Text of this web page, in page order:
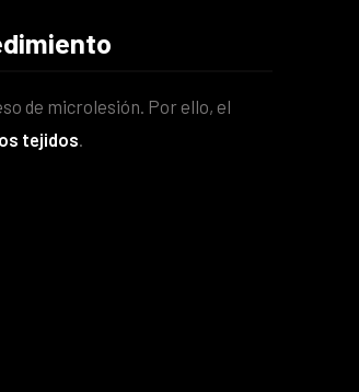
de microlesión. Por ello, el
tejidos